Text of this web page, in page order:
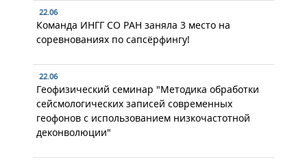
22.06
Команда ИНГГ СО РАН заняла 3 место на
соревнованиях по сапсёрфингу!
22.06
Геофизический семинар "Методика обработки
сейсмологических записей современных
геофонов с использованием низкочастотной
деконволюции"